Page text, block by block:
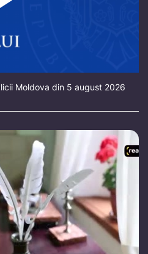
Moldova din 5 august 2026